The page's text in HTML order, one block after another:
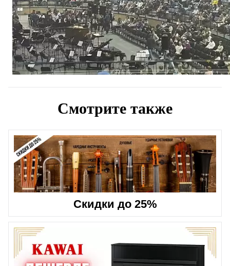
Смотрите также
Скидки до 25%